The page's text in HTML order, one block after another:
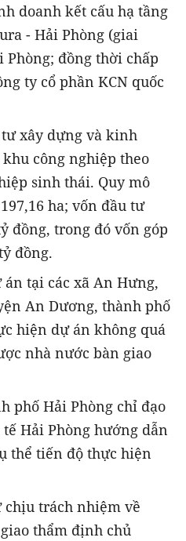
doanh kết cấu hạ tầng
- Hải Phòng (giai
Phòng; đồng thời chấp
ty cổ phần KCN quốc
xây dựng và kinh
công nghiệp theo
sinh thái. Quy mô
ha; vốn đầu tư
đồng, trong đó vốn góp
đồng.
tại các xã An Hưng,
An Dương, thành phố
hiện dự án không quá
nhà nước bàn giao
phố Hải Phòng chỉ đạo
Hải Phòng hướng dẫn
thể tiến độ thực hiện
chịu trách nhiệm về
thẩm định chủ